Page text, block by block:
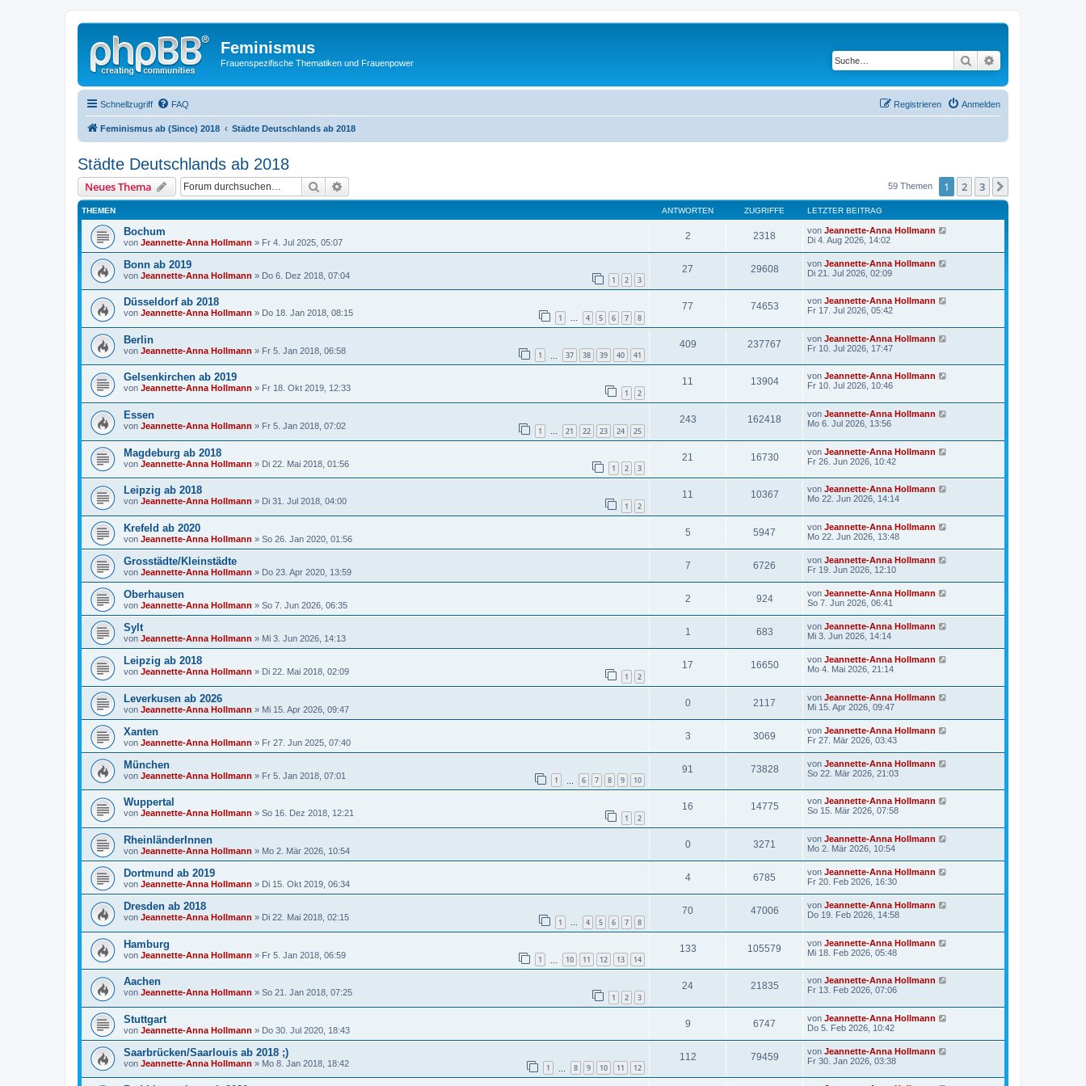
Feminismus
Frauenspezifische Thematiken und Frauenpower Suche
Schnellzugriff FAQ Anmelden
Registrieren
Feminismus ab (Since) 2018 Städte Deutschlands ab 2018
Städte Deutschlands ab 2018
Neues Thema Suche 59 Themen 1 2 3
THEMEN ANTWORTEN ZUGRIFFE LETZTER BEITRAG
Bochum
von Jeannette-Anna Hollmann » Fr 4. Jul 2025, 05:07
2 2318 von Jeannette-Anna Hollmann
Di 4. Aug 2026, 14:02
Bonn ab 2019
von Jeannette-Anna Hollmann » Do 6. Dez 2018, 07:04 1 2 3
27 29608 von Jeannette-Anna Hollmann
Di 21. Jul 2026, 02:09
Düsseldorf ab 2018
von Jeannette-Anna Hollmann » Do 18. Jan 2018, 08:15 1 … 4 5 6 7 8
77 74653 von Jeannette-Anna Hollmann
Fr 17. Jul 2026, 05:42
Berlin
von Jeannette-Anna Hollmann » Fr 5. Jan 2018, 06:58 1 37 38 39 40 41
409 237767 von Jeannette-Anna Hollmann
Fr 10. Jul 2026, 17:47
Gelsenkirchen ab 2019
von Jeannette-Anna Hollmann » Fr 18. Okt 2019, 12:33 1 2
11 13904 von Jeannette-Anna Hollmann
Fr 10. Jul 2026, 10:46
Essen
von Jeannette-Anna Hollmann » Fr 5. Jan 2018, 07:02 1 … 21 22 23 24 25
243 162418 von Jeannette-Anna Hollmann
Mo 6. Jul 2026, 13:56
Magdeburg ab 2018
von Jeannette-Anna Hollmann » Di 22. Mai 2018, 01:56 1 2 3
21 16730 von Jeannette-Anna Hollmann
Fr 26. Jun 2026, 10:42
Leipzig ab 2018
von Jeannette-Anna Hollmann » Di 31. Jul 2018, 04:00 1 2
11 10367 von Jeannette-Anna Hollmann
Mo 22. Jun 2026, 14:14
Krefeld ab 2020
von Jeannette-Anna Hollmann » So 26. Jan 2020, 01:56
5 5947 von Jeannette-Anna Hollmann
Mo 22. Jun 2026, 13:48
Grosstädte/Kleinstädte
von Jeannette-Anna Hollmann » Do 23. Apr 2020, 13:59
7 6726 von Jeannette-Anna Hollmann
Fr 19. Jun 2026, 12:10
Oberhausen
von Jeannette-Anna Hollmann » So 7. Jun 2026, 06:35
2 924 von Jeannette-Anna Hollmann
So 7. Jun 2026, 06:41
Sylt
von Jeannette-Anna Hollmann » Mi 3. Jun 2026, 14:13
1 683 von Jeannette-Anna Hollmann
Mi 3. Jun 2026, 14:14
Leipzig ab 2018
von Jeannette-Anna Hollmann » Di 22. Mai 2018, 02:09 1 2
17 16650 von Jeannette-Anna Hollmann
Mo 4. Mai 2026, 21:14
Leverkusen ab 2026
von Jeannette-Anna Hollmann » Mi 15. Apr 2026, 09:47
0 2117 von Jeannette-Anna Hollmann
Mi 15. Apr 2026, 09:47
Xanten
von Jeannette-Anna Hollmann » Fr 27. Jun 2025, 07:40
3 3069 von Jeannette-Anna Hollmann
Fr 27. Mär 2026, 03:43
München
von Jeannette-Anna Hollmann » Fr 5. Jan 2018, 07:01 1 6 7 8 9 10
91 73828 von Jeannette-Anna Hollmann
So 22. Mär 2026, 21:03
Wuppertal
von Jeannette-Anna Hollmann » So 16. Dez 2018, 12:21 1 2
16 14775 von Jeannette-Anna Hollmann
So 15. Mär 2026, 07:58
RheinländerInnen
von Jeannette-Anna Hollmann » Mo 2. Mär 2026, 10:54
0 3271 von Jeannette-Anna Hollmann
Mo 2. Mär 2026, 10:54
Dortmund ab 2019
von Jeannette-Anna Hollmann » Di 15. Okt 2019, 06:34
4 6785 von Jeannette-Anna Hollmann
Fr 20. Feb 2026, 16:30
Dresden ab 2018
von Jeannette-Anna Hollmann » Di 22. Mai 2018, 02:15 1 … 4 5 6 7 8
70 47006 von Jeannette-Anna Hollmann
Do 19. Feb 2026, 14:58
Hamburg
von Jeannette-Anna Hollmann » Fr 5. Jan 2018, 06:59 1 10 11 12 13 14
133 105579 von Jeannette-Anna Hollmann
Mi 18. Feb 2026, 05:48
Aachen
von Jeannette-Anna Hollmann » So 21. Jan 2018, 07:25 1 2 3
24 21835 von Jeannette-Anna Hollmann
Fr 13. Feb 2026, 07:06
Stuttgart
von Jeannette-Anna Hollmann » Do 30. Jul 2020, 18:43
9 6747 von Jeannette-Anna Hollmann
Do 5. Feb 2026, 10:42
Saarbrücken/Saarlouis ab 2018 ;)
von Jeannette-Anna Hollmann » Mo 8. Jan 2018, 18:42 1 8 9 10 11 12
112 79459 von Jeannette-Anna Hollmann
Fr 30. Jan 2026, 03:38